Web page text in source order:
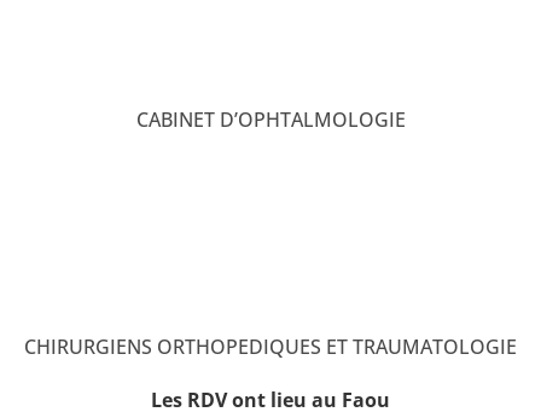
CABINET D’OPHTALMOLOGIE
CHIRURGIENS ORTHOPEDIQUES ET TRAUMATOLOGIE
Les RDV ont lieu au Faou